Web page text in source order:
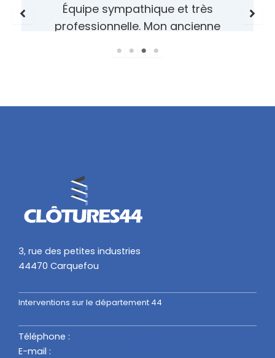
Équipe sympathique et très
professionnelle. Mon ancienne
résultat et je n’hésiterai pas à
faire de nouveau appel à
Clôtures 44. Je les
Marie-France BERREHAR
3, rue des petites industries
44470 Carquefou
Interventions sur le département 44
Téléphone :
E-mail :